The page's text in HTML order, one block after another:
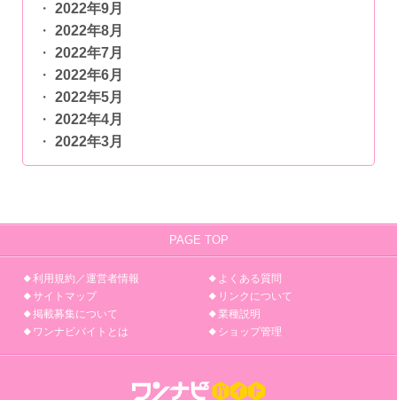
2022年9月
2022年8月
2022年7月
2022年6月
2022年5月
2022年4月
2022年3月
PAGE TOP
利用規約／運営者情報
よくある質問
サイトマップ
リンクについて
掲載募集について
業種説明
ワンナビバイトとは
ショップ管理